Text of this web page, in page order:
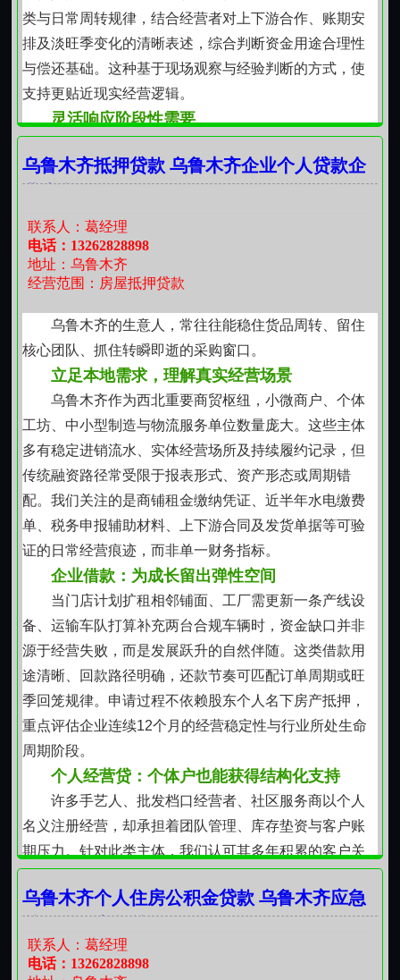
所有改进均以提升使用体验的真实性与可持续性为目
标。
价值内核：助力个体在变动环境中保持财务韧性
小额应急支持的本质，是帮助普通人应对非预期波
动时保有选择权与缓冲空间。它不替代长期财务规划，
但为过渡阶段提供必要支点。当一笔资金能避免因短期
缺位导致的连锁反应如放弃订单、延误治疗或中断学业
其意义已超越数字本身。这种务实、克制且具人文温度
的组成部分。
类与日常周转规律，结合经营者对上下游合作、账期安
排及淡旺季变化的清晰表述，综合判断资金用途合理性
与偿还基础。这种基于现场观察与经验判断的方式，使
支持更贴近现实经营逻辑。
灵活响应阶段性需要
阶段性运转需求。例如装修后软装添置、突发性物流成
气、市场波动导致的短期回款延迟。资金使用方向明确
指向维持正常营业、保障服务质量与延续客户关系，不
用于非经营性消费或资产购置，确保每笔资金切实转化
为经营连续性。
强化过程中的协同意识
服务过程中重视与经营者的沟通节奏和理解深度。
工作人员熟悉乌鲁木齐不同城区的商圈特点、主要产业
分布及常见经营模式，在交流中能快速识别关键信息
点，减少重复说明。对于语言习惯、记账方式、结算周
期等细节保持尊重与适应，使信息交互更高效，也提升
双方对资金使用效果的共同预期。
坚守审慎操作边界
所有资金安排均建立在可核实的经营事实之上，不
依赖单一材料或表面形式。对经营稳定性、收入可持续
性及负债结构进行整体审视，避免过度授信。额度设定
兼顾短期缓解压力与后续自主周转能力，确保商户在获
得支持后仍保有合理利润空间与调整余地，维持健康的
发展惯性。
体现地域服务温度
乌鲁木齐作为多民族聚居、多业态并存的城市，经
营形态丰富多元。服务设计充分考虑本地商户在语言沟
通、营业时间、节庆安排等方面的实际情况，流程安排
尊重日常经营节奏，避免干扰正常营业秩序。工作人员
具备本地生活经验与行业常识，能就经营难点提供务实
建议，形成超越单纯资金支持的良性互动。
持续关注经营韧性建设
资金支持之外，更关注商户应对波动的能力积累。
通过定期回访了解经营变化，协助梳理现金流管理要
点，提示常见风险节点，如应收账款周期拉长、供应商
账期收紧等情形下的应对思路。这种伴随式支持，有助
于个体经营者在复杂环境中逐步增强内生调节能力，实
乌鲁木齐抵押贷款 乌鲁木齐企业个人贷款企
联系人：葛经理
电话：13262828898
地址：乌鲁木齐
经营范围：房屋抵押贷款
乌鲁木齐的生意人，常往往能稳住货品周转、留住
核心团队、抓住转瞬即逝的采购窗口。
立足本地需求，理解真实经营场景
乌鲁木齐作为西北重要商贸枢纽，小微商户、个体
工坊、中小型制造与物流服务单位数量庞大。这些主体
多有稳定进销流水、实体经营场所及持续履约记录，但
传统融资路径常受限于报表形式、资产形态或周期错
配。我们关注的是商铺租金缴纳凭证、近半年水电缴费
单、税务申报辅助材料、上下游合同及发货单据等可验
证的日常经营痕迹，而非单一财务指标。
企业借款：为成长留出弹性空间
当门店计划扩租相邻铺面、工厂需更新一条产线设
备、运输车队打算补充两台合规车辆时，资金缺口并非
源于经营失败，而是发展跃升的自然伴随。这类借款用
途清晰、回款路径明确，还款节奏可匹配订单周期或旺
季回笼规律。申请过程不依赖股东个人名下房产抵押，
重点评估企业连续12个月的经营稳定性与行业所处生命
周期阶段。
个人经营贷：个体户也能获得结构化支持
许多手艺人、批发档口经营者、社区服务商以个人
名义注册经营，却承担着团队管理、库存垫资与客户账
期压力。针对此类主体，我们认可其多年积累的客户关
备聚焦营业执照、近一年银行对账单、代表性销售凭证
征。
乌鲁木齐个人住房公积金贷款 乌鲁木齐应急
联系人：葛经理
电话：13262828898